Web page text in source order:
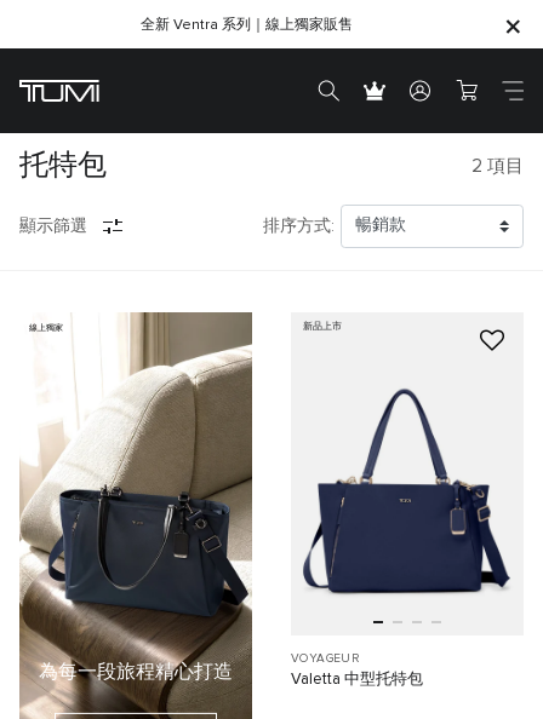
SHOP GIFTS
SHOP GIFTS
全新 Ventra 系列｜線上獨家販售
托特包 2 項目
顯示篩選 排序方式:
線上獨家
為每一段旅程精心打造
新品上市
VOYAGEUR
Valetta 中型托特包